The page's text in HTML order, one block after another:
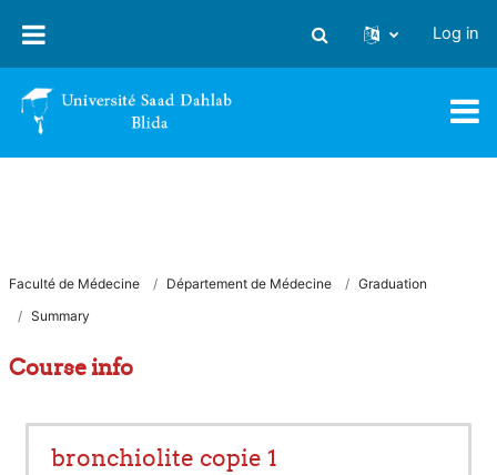
Toggle search input
Log in
Faculté de Médecine Département de Médecine
Graduation
Summary
Course info
bronchiolite copie 1